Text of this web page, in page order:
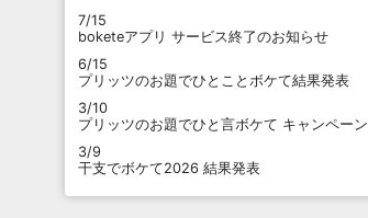
7/15
boketeアプリ サービス終了のお知らせ
6/15
プリッツのお題でひとことボケて結果発表
3/10
プリッツのお題でひと言ボケて キャンペーン
3/9
干支でボケて2026 結果発表